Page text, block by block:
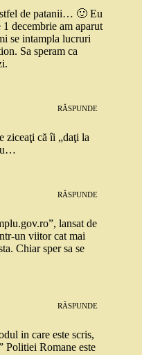
de patanii… 🙂 Eu
decembrie am aparut
se intampla lucruri
Sa speram ca
RĂSPUNDE
ziceaţi că îi „daţi la
RĂSPUNDE
lansat de
un viitor cat mai
Chiar sper sa se
RĂSPUNDE
in care este scris,
Politiei Romane este